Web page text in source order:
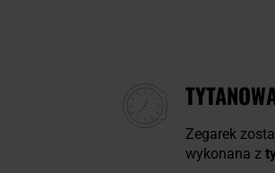
Zegarek
wykonana z